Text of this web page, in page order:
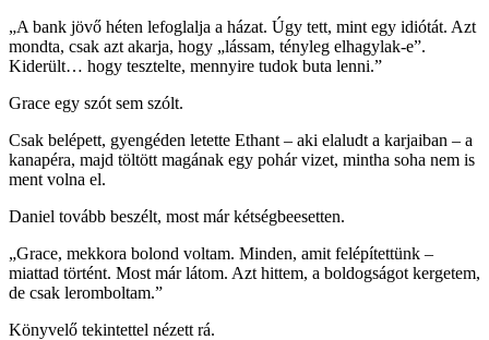
„A bank jövő héten lefoglalja a házat. Úgy tett, mint egy idiótát. Azt
mondta, csak azt akarja, hogy „lássam, tényleg elhagylak-e”.
Kiderült… hogy tesztelte, mennyire tudok buta lenni.”
Grace egy szót sem szólt.
Csak belépett, gyengéden letette Ethant – aki elaludt a karjaiban – a
kanapéra, majd töltött magának egy pohár vizet, mintha soha nem is
ment volna el.
Daniel tovább beszélt, most már kétségbeesetten.
„Grace, mekkora bolond voltam. Minden, amit felépítettünk –
miattad történt. Most már látom. Azt hittem, a boldogságot kergetem,
de csak leromboltam.”
Könyvelő tekintettel nézett rá.